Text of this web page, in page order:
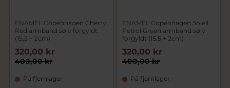
ENAMEL Copenhagen Cherry
Red armbånd sølv forgyldt
(15,5 + 2cm)
400,00 kr
320,00 kr
På fjernlager
ENAMEL Copenhagen Soleil
Petrol Green armbånd sølv
forgyldt (15,5 + 2cm)
400,00 kr
320,00 kr
På fjernlager